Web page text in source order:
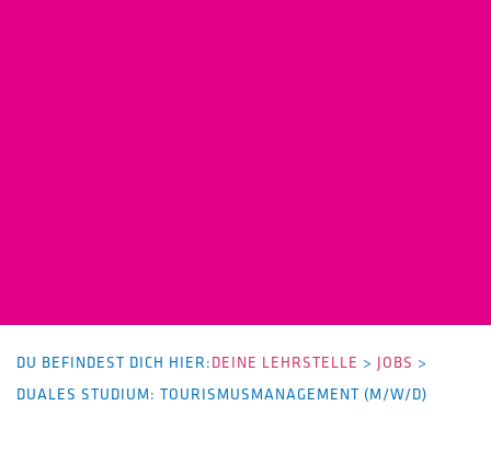
DU BEFINDEST DICH HIER:DEINE LEHRSTELLE > JOBS >
DUALES STUDIUM: TOURISMUSMANAGEMENT (M/W/D)